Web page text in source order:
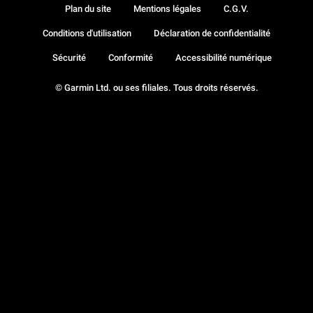
© Garmin Ltd. ou ses filiales. Tous droits réservés.
Plan du site Mentions légales C.G.V.
Conditions d'utilisation Déclaration de confidentialité
Sécurité Conformité Accessibilité numérique